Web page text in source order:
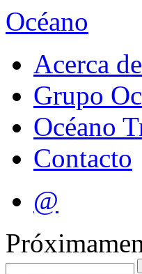
Océano
Acerca
Grupo
Océano
Contacto
@